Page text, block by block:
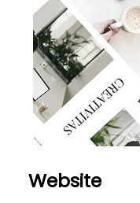
Website